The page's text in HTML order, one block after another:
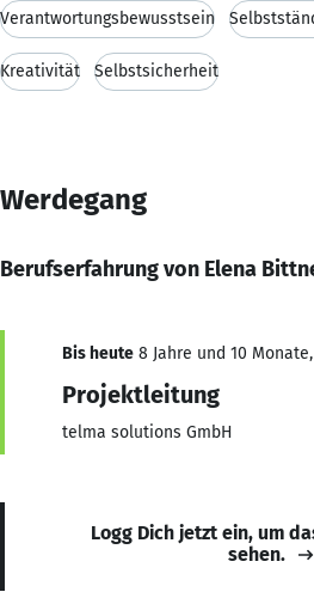
Verantwortungsbewusstsein
Kreativität Selbstsicherheit
Werdegang
Berufserfahrung von Elena
Bis heute 8 Jahre und 10
Projektleitung
telma solutions GmbH
Logg Dich jetzt ein, um
sehen.